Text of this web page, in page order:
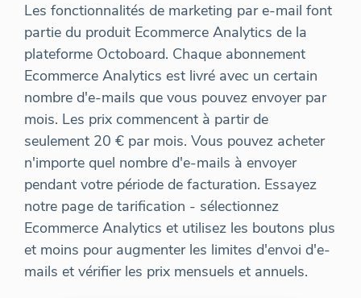
Les fonctionnalités de marketing par e-mail font
partie du produit Ecommerce Analytics de la
plateforme Octoboard. Chaque abonnement
Ecommerce Analytics est livré avec un certain
nombre d'e-mails que vous pouvez envoyer par
mois. Les prix commencent à partir de
seulement 20 € par mois. Vous pouvez acheter
n'importe quel nombre d'e-mails à envoyer
pendant votre période de facturation. Essayez
notre page de tarification - sélectionnez
Ecommerce Analytics et utilisez les boutons plus
et moins pour augmenter les limites d'envoi d'e-
mails et vérifier les prix mensuels et annuels.